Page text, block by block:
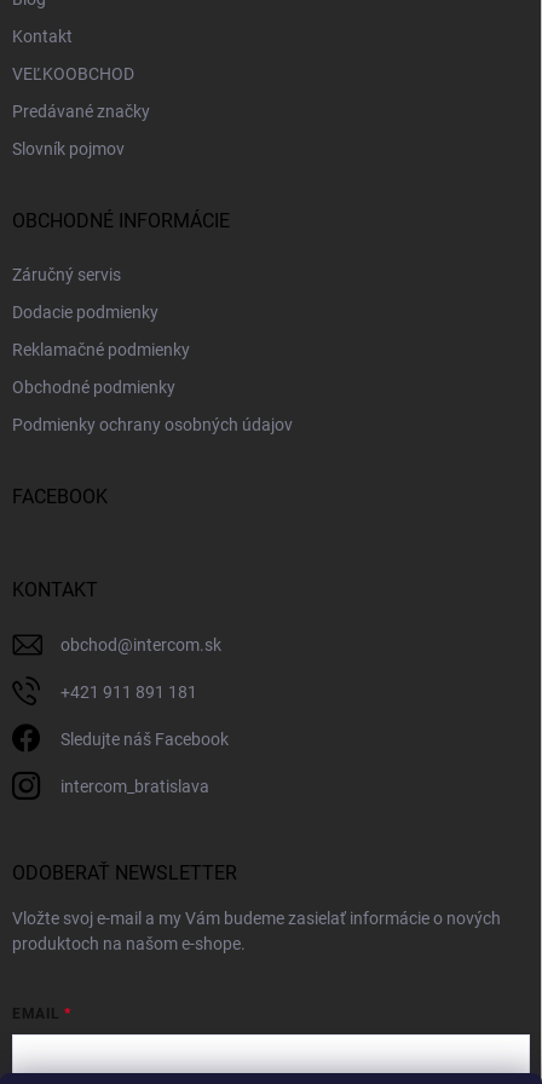
Kontakt
VEĽKOOBCHOD
Predávané značky
Slovník pojmov
OBCHODNÉ INFORMÁCIE
Záručný servis
Dodacie podmienky
Reklamačné podmienky
Obchodné podmienky
Podmienky ochrany osobných údajov
FACEBOOK
KONTAKT
obchod@intercom.sk
+421 911 891 181
Sledujte náš Facebook
intercom_bratislava
ODOBERAŤ NEWSLETTER
Vložte svoj e-mail a my Vám budeme zasielať informácie o nových
produktoch na našom e-shope.
EMAIL